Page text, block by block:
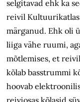
selgitavad ehk ka
reivil
märganud. Ehk oli
liiga vähe ruumi,
mõtlemises, et
kõlab basstrummi
hoovab